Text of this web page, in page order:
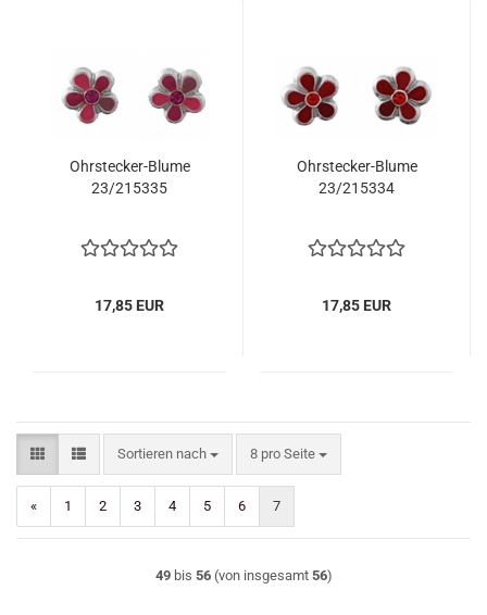
Ohrstecker-Blume
23/215335
17,85 EUR
Ohrstecker-Blume
23/215334
17,85 EUR
Sortieren nach
Sortieren nach 8 pro Seite
pro Seite
« 1 2 3 4 5 6 7
49bis 56(von insgesamt 56)